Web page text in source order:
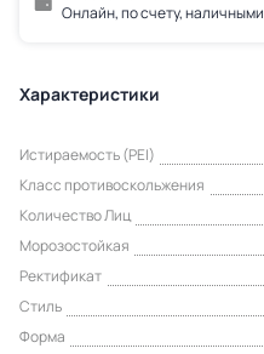
Онлайн, по счету, наличными
Характеристики
Истираемость (PEI)
Класс противоскольжения
Количество Лиц
Морозостойкая
Ректификат
Стиль
Форма